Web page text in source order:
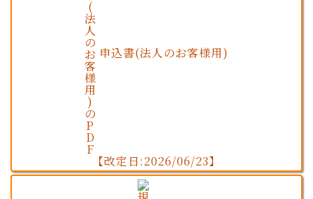
申込書(法人のお客様用)
【改定日:2026/06/23】